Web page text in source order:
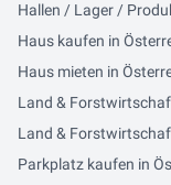
Hallen / Lager /
Haus kaufen in
Haus mieten in
Land &
Land &
Parkplatz kaufen in